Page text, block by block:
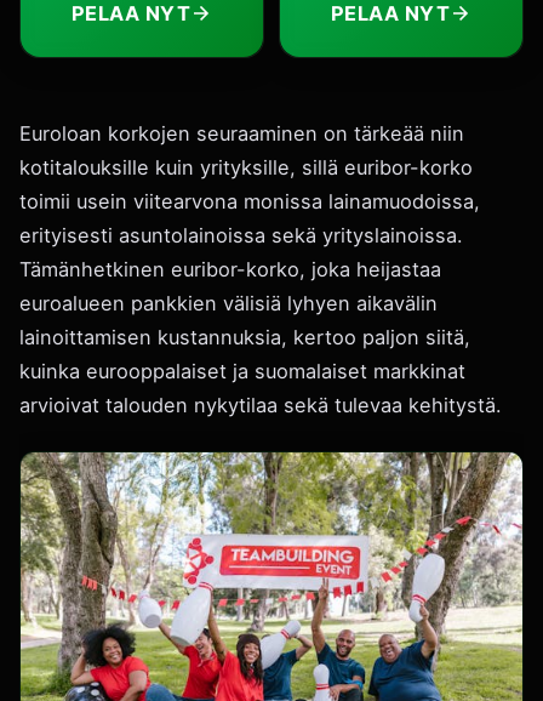
PELAA NYT PELAA NYT
Euroloan korkojen seuraaminen on tärkeää niin
kotitalouksille kuin yrityksille, sillä euribor-korko
toimii usein viitearvona monissa lainamuodoissa,
erityisesti asuntolainoissa sekä yrityslainoissa.
Tämänhetkinen euribor-korko, joka heijastaa
euroalueen pankkien välisiä lyhyen aikavälin
lainoittamisen kustannuksia, kertoo paljon siitä,
kuinka eurooppalaiset ja suomalaiset markkinat
arvioivat talouden nykytilaa sekä tulevaa kehitystä.